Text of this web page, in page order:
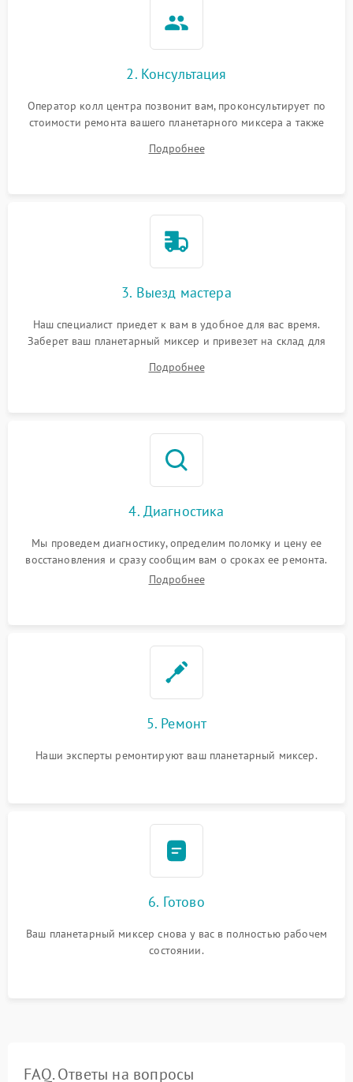
2. Консультация
Оператор колл центра позвонит вам, проконсультирует по
стоимости ремонта вашего планетарного миксера а также
Подробнее
3. Выезд мастера
Наш специалист приедет к вам в удобное для вас время.
Заберет ваш планетарный миксер и привезет на склад для
Подробнее
4. Диагностика
Мы проведем диагностику, определим поломку и цену ее
восстановления и сразу сообщим вам о сроках ее ремонта.
Подробнее
5. Ремонт
Наши эксперты ремонтируют ваш планетарный миксер.
6. Готово
Ваш планетарный миксер снова у вас в полностью рабочем
состоянии.
FAQ. Ответы на вопросы